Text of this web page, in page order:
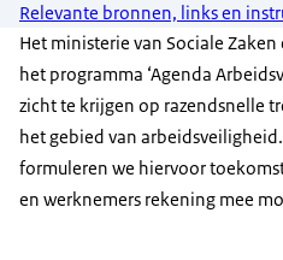
Relevante bronnen, links en
Het ministerie van Sociale
het programma ‘Agenda
zicht te krijgen op razendsnelle
het gebied van
formuleren we hiervoor
en werknemers rekening mee